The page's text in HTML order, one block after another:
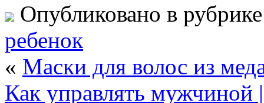
Опубликовано в
ребенок
« Маски для волос из
Как управлять мужчиной